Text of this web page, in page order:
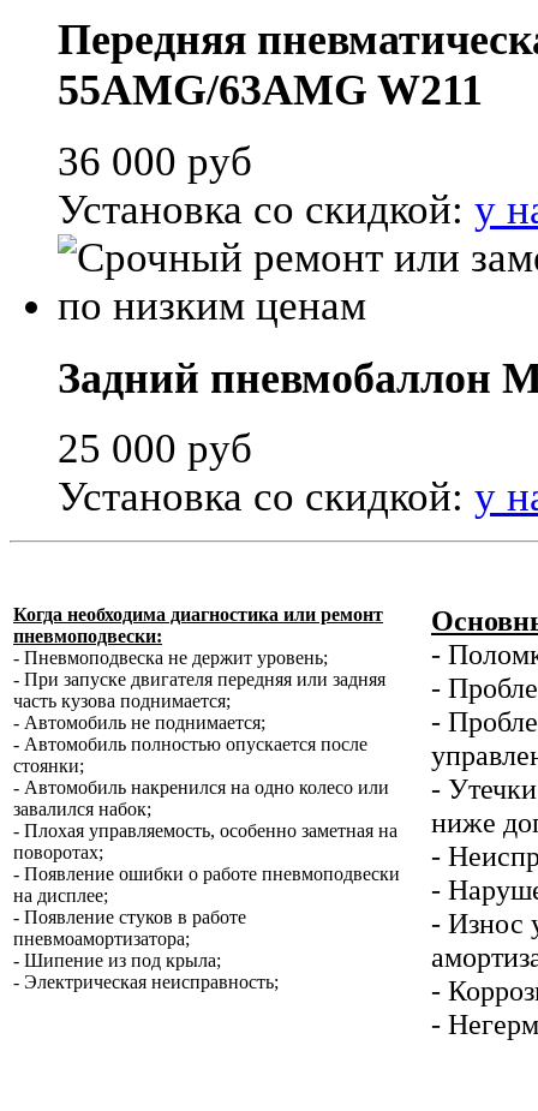
Передняя
55AMG/63AMG W211
36 000 руб
Установка со скидкой: у
Задний пневмобаллон
25 000 руб
Установка со скидкой: у
Когда необходима диагностика или ремонт
пневмоподвески:
- Пневмоподвеска не держит уровень;
- При запуске двигателя передняя или задняя
часть кузова поднимается;
- Автомобиль не поднимается;
- Автомобиль полностью опускается после
стоянки;
- Автомобиль накренился на одно колесо или
завалился набок;
- Плохая управляемость, особенно заметная на
поворотах;
- Появление ошибки о работе пневмоподвески
на дисплее;
- Появление стуков в работе
пневмоамортизатора;
- Шипение из под крыла;
- Электрическая неисправность;
-
-
-
-
ниже
-
-
- Износ
-
-